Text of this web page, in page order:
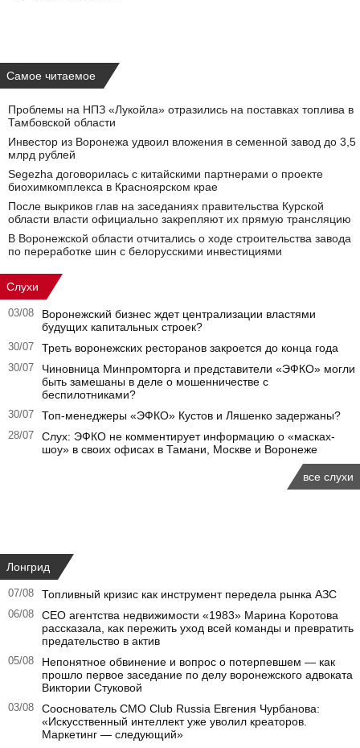
Самое читаемое
Проблемы на НПЗ «Лукойла» отразились на поставках топлива в
Тамбовской области
Инвестор из Воронежа удвоил вложения в семенной завод до 3,5
млрд рублей
Segezha договорилась с китайскими партнерами о проекте
биохимкомплекса в Красноярском крае
После выкриков глав на заседаниях правительства Курской
области власти официально закрепляют их прямую трансляцию
В Воронежской области отчитались о ходе строительства завода
по переработке шин с белорусскими инвестициями
Слухи
03/08
Воронежский бизнес ждет централизации властями
будущих капитальных строек?
30/07 Треть воронежских ресторанов закроется до конца года
30/07
Чиновница Минпромторга и представители «ЭФКО» могли
быть замешаны в деле о мошенничестве с
беспилотниками?
30/07 Топ-менеджеры «ЭФКО» Кустов и Ляшенко задержаны?
28/07
Слух: ЭФКО не комментирует информацию о «масках-
шоу» в своих офисах в Тамани, Москве и Воронеже
все слухи
Лонгрид
07/08 Топливный кризис как инструмент передела рынка АЗС
06/08
CEO агентства недвижимости «1983» Марина Коротова
рассказала, как пережить уход всей команды и превратить
предательство в актив
05/08
Непонятное обвинение и вопрос о потерпевшем — как
прошло первое заседание по делу воронежского адвоката
Виктории Стуковой
03/08
Сооснователь CMO Club Russia Евгения Чурбанова:
«Искусственный интеллект уже уволил креаторов.
Маркетинг — следующий»